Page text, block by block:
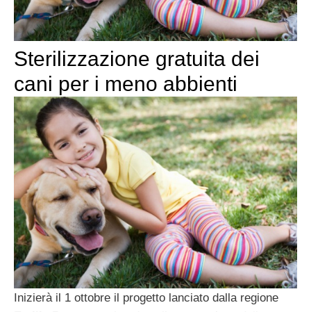
Sterilizzazione gratuita dei
cani per i meno abbienti
Inizierà il 1 ottobre il progetto lanciato dalla regione